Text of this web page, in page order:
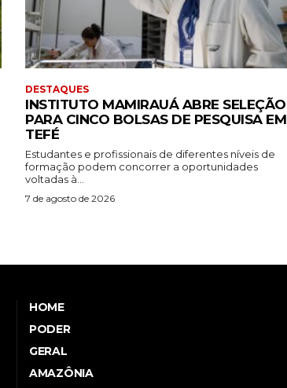
DESTAQUES
INSTITUTO MAMIRAUÁ ABRE SELEÇÃO
PARA CINCO BOLSAS DE PESQUISA EM
TEFÉ
Estudantes e profissionais de diferentes níveis de
formação podem concorrer a oportunidades
voltadas à...
7 de agosto de 2026
HOME
PODER
GERAL
AMAZÔNIA